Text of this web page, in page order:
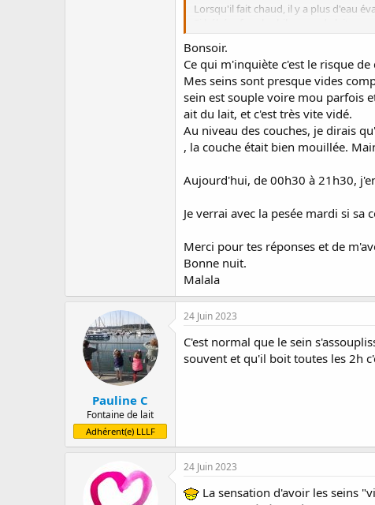
Lorsqu'il fait chaud, il y a plus d'eau
Si bébé refuse les biberons de lait en
Bonsoir.
Ce qui m'inquiète c'est le risque
Mes seins sont presque vides
sein est souple voire mou parfois
ait du lait, et c'est très vite vidé.
Au niveau des couches, je dirais
, la couche était bien mouillée.
Aujourd'hui, de 00h30 à 21h30,
Je verrai avec la pesée mardi si sa
Merci pour tes réponses et de
Bonne nuit.
Malala
Pauline C
Fontaine de lait
Adhérent(e) LLLF
24 Juin 2023
C'est normal que le sein
souvent et qu'il boit toutes les 2h
24 Juin 2023
La sensation d'avoir les seins